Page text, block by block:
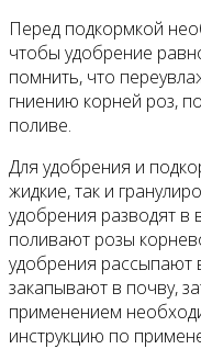
Перед подкормкой
чтобы удобрение
помнить, что
гниению корней роз,
поливе.
Для удобрения и
жидкие, так и
удобрения разводят в
поливают розы
удобрения рассыпают
закапывают в почву,
применением
инструкцию по